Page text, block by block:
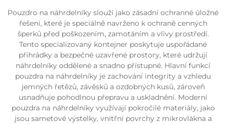
Pouzdro na náhrdelníky slouží jako zásadní ochranné úložné
řešení, které je speciálně navrženo k ochraně cenných
šperků před poškozením, zamotáním a vlivy prostředí.
Tento specializovaný kontejner poskytuje uspořádané
přihrádky a bezpečné uzavřené prostory, které udržují
náhrdelníky oddělené a snadno přístupné. Hlavní funkcí
pouzdra na náhrdelníky je zachování integrity a vzhledu
jemných řetězů, závěsků a ozdobných kusů, zároveň
usnadňuje pohodlnou přepravu a uskladnění. Moderní
pouzdra na náhrdelníky využívají pokročilé materiály, jako
jsou sametové výstelky, vnitřní povrchy z mikrovlákna a